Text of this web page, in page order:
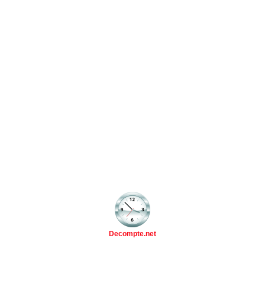
Decompte.net